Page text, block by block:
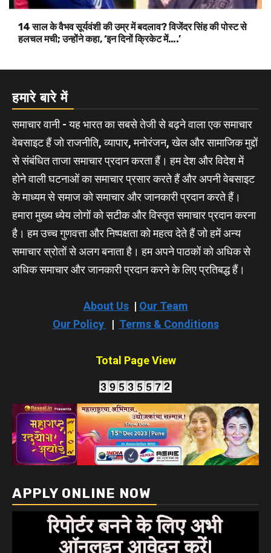
14 साल के वैभव सूर्यवंशी की उम्र में बदलाव? विजेंदर सिंह की पोस्ट से
हलचल मची; उन्होंने कहा, ‘इन दिनों क्रिकेट में….’
हमारे बारे में
समाचार वानी - यह भारत का सबसे तेजी से बढ़ने वाला एक समाचार
वेबसाइट हैं जो राजनीति, व्यापार, मनोरंजन, खेल और सामाजिक मुद्दों
से संबंधित ताजा समाचार प्रदान करता हैं। हम देश और विदेश में
होने वाली घटनाओं का समाचार प्रसार करते हैं और अपनी वेबसाइट
के माध्यम से समाज को समाचार और जानकारी प्रदान करते हैं।
हमारा मुख्य ध्येय लोगों को सटीक और विस्तृत समाचार प्रदान करना
है। हम उच्च गुणवत्ता और निष्पक्षता को महत्व देते हैं जो हमें अन्य
समाचार स्रोतों से अलग बनाता है। हम अपने पाठकों को अधिक से
अधिक समाचार और जानकारी प्रदान करने के लिए प्रतिबद्ध हैं।
About Us| Our Team
Our Policy
| Terms & Conditions
Total Page View
APPLY ONLINE NOW